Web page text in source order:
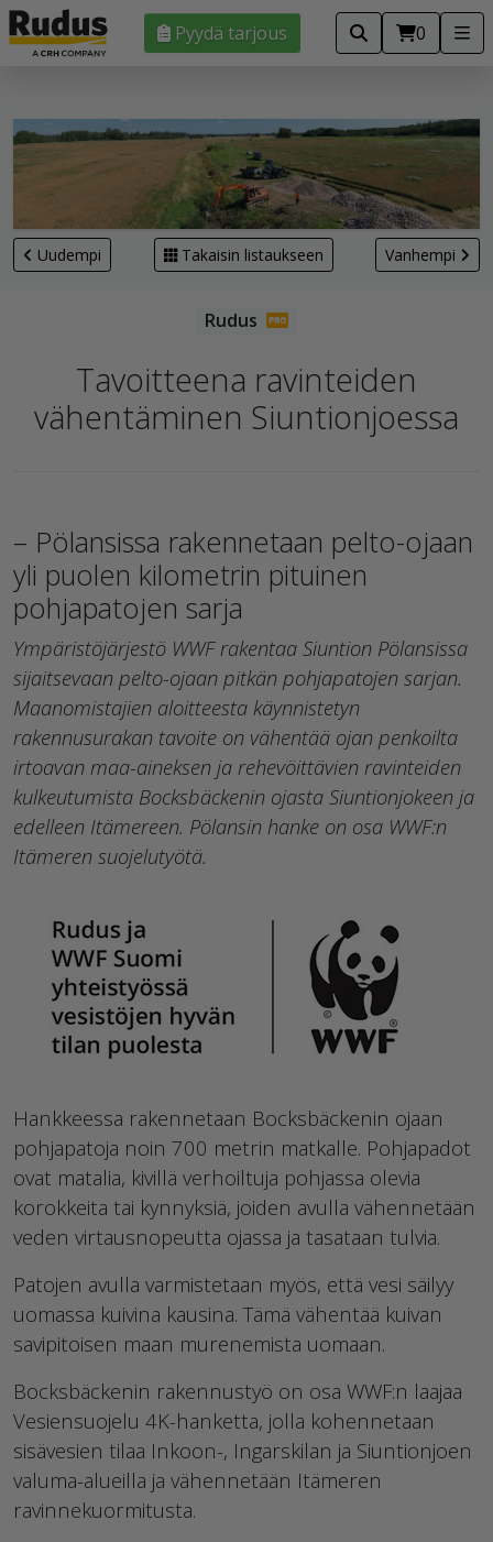
Pyydä tarjous 0
Uudempi Takaisin listaukseen Vanhempi
Tavoitteena ravinteiden
vähentäminen Siuntionjoessa
– Pölansissa rakennetaan pelto-ojaan
yli puolen kilometrin pituinen
pohjapatojen sarja
Ympäristöjärjestö WWF rakentaa Siuntion Pölansissa
sijaitsevaan pelto-ojaan pitkän pohjapatojen sarjan.
Maanomistajien aloitteesta käynnistetyn
rakennusurakan tavoite on vähentää ojan penkoilta
irtoavan maa-aineksen ja rehevöittävien ravinteiden
kulkeutumista Bocksbäckenin ojasta Siuntionjokeen ja
edelleen Itämereen. Pölansin hanke on osa WWF:n
Itämeren suojelutyötä.
Hankkeessa rakennetaan Bocksbäckenin ojaan
pohjapatoja noin 700 metrin matkalle. Pohjapadot
ovat matalia, kivillä verhoiltuja pohjassa olevia
korokkeita tai kynnyksiä, joiden avulla vähennetään
veden virtausnopeutta ojassa ja tasataan tulvia.
Patojen avulla varmistetaan myös, että vesi säilyy
uomassa kuivina kausina. Tämä vähentää kuivan
savipitoisen maan murenemista uomaan.
Bocksbäckenin rakennustyö on osa WWF:n laajaa
Vesiensuojelu 4K-hanketta, jolla kohennetaan
sisävesien tilaa Inkoon-, Ingarskilan ja Siuntionjoen
valuma-alueilla ja vähennetään Itämeren
ravinnekuormitusta.